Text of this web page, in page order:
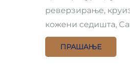
реверзирање,
кожени седишта,
ПРАШАЊЕ